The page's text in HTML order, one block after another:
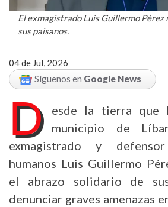
El exmagistrado Luis Guillermo Pérez
sus paisanos.
04 de Jul, 2026
Síguenos en Google News
D
esde la tierra que
municipio de
exmagistrado y
humanos Luis Guillermo
el abrazo solidario de
denunciar graves amenazas